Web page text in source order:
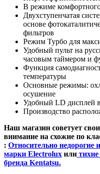
В режиме
Двухступенчатая
основе
фильтров
Режим Турбо для
Удобный пульт на
часовым таймером и
Функция
температуры
Основные режимы:
осушение
Удобный LD дисплей
Производство
Наш магазин советует
внимание на схожие по
: Относительно
марки Electrolux или
бренда Kentatsu.